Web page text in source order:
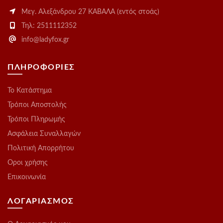
Μεγ. Αλεξάνδρου 27 ΚΑΒΑΛΑ (εντός στοάς)
Τηλ: 2511112352
info@ladyfox.gr
ΠΛΗΡΟΦΟΡΙΕΣ
Το Kατάστημα
Τρόποι Αποστολής
Τρόποι Πληρωμής
Ασφάλεια Συναλλαγών
Πολιτική Απορρήτου
Οροι χρήσης
Επικοινωνία
ΛΟΓΑΡΙΑΣΜΟΣ